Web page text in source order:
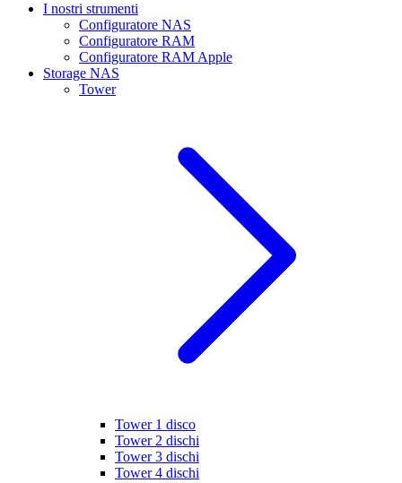
I nostri strumenti
Configuratore NAS
Configuratore RAM
Configuratore RAM Apple
Storage NAS
Tower
Tower 1 disco
Tower 2 dischi
Tower 3 dischi
Tower 4 dischi